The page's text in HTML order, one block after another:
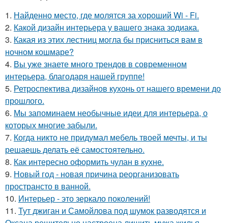
1. Найденно место, где молятся за хороший Wi - Fi.
2. Какой дизайн интерьера у вашего знака зодиака.
3. Какая из этих лестниц могла бы присниться вам в
ночном кошмаре?
4. Вы уже знаете много трендов в современном
интерьера, благодаря нашей группе!
5. Ретроспектива дизайнов кухонь от нашего времени до
прошлого.
6. Мы запоминаем необычные идеи для интерьера, о
которых многие забыли.
7. Когда никто не придумал мебель твоей мечты, и ты
решаешь делать её самостоятельно.
8. Как интересно оформить чулан в кухне.
9. Новый год - новая причина реорганизовать
пространсто в ванной.
10. Интерьер - это зеркало поколений!
11. Тут джиган и Самойлова под шумок разводятся и